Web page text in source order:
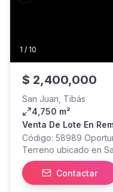
1 / 10
$ 2,400,000
San Juan, Tibás
4,750 m²
Venta De Lote En
Tibás
Código: 58989
Terreno ubicado en
estadio Ricardo
oportunidades de
ubicación Precio
Contactar